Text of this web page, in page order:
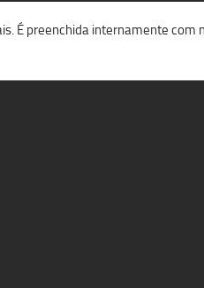
É preenchida internamente com